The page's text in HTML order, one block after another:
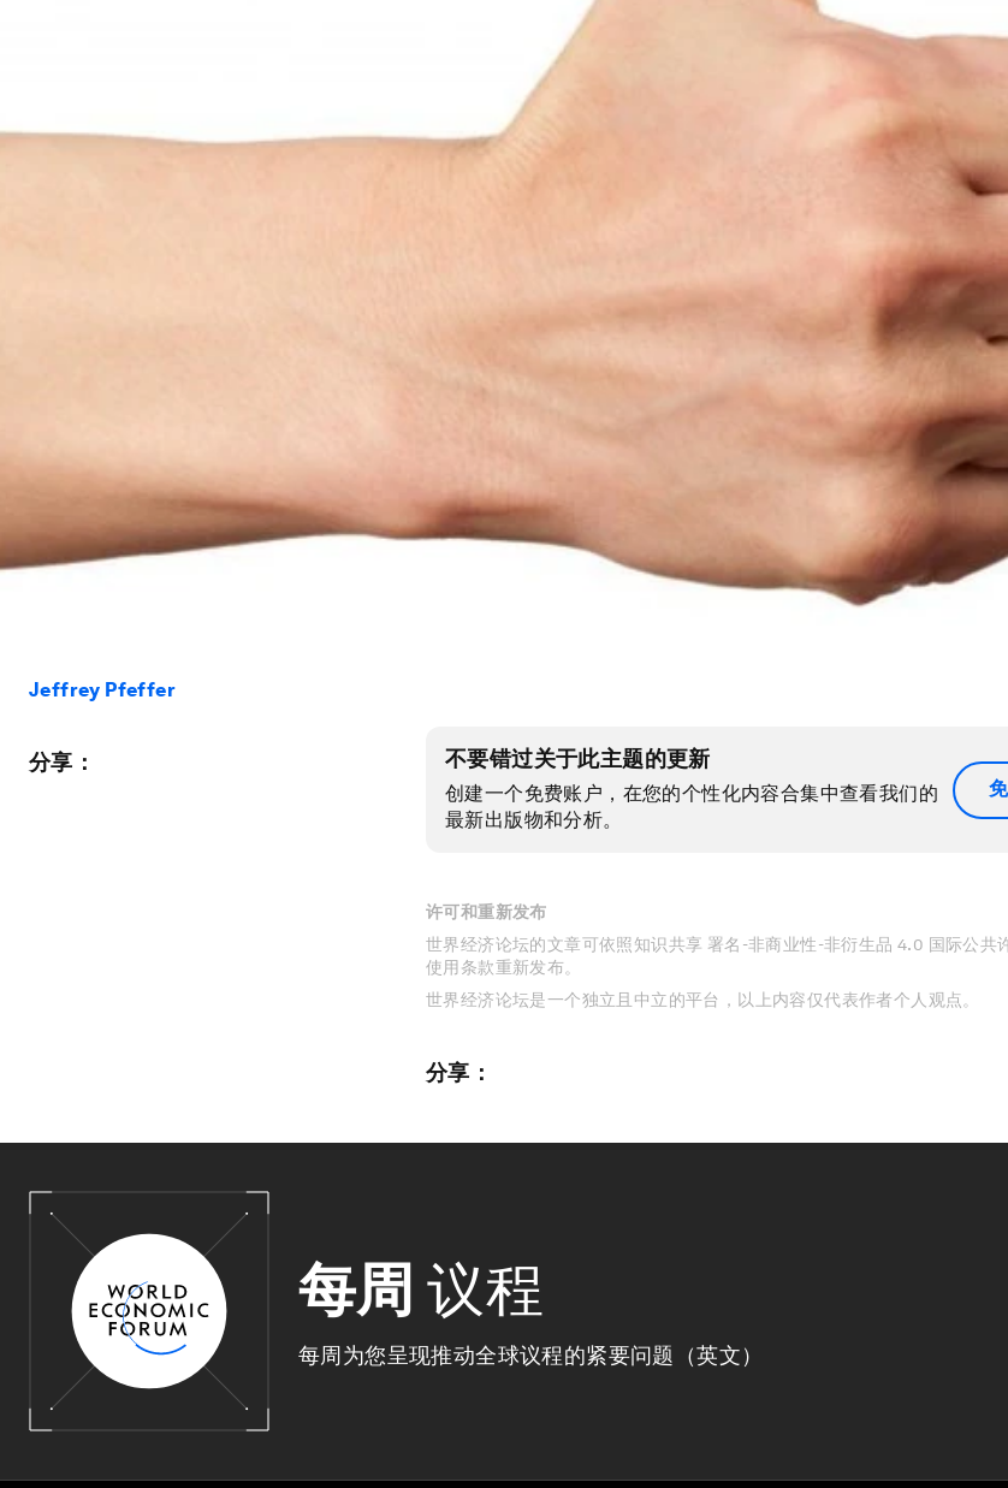
Jeffrey Pfeffer
分享： 不要错过关于此主题的更新
创建一个免费账户，在您的个性化内容合集中查看我们的
最新出版物和分析。
许可和重新发布
世界经济论坛的文章可依照知识共享 署名-非商业性-非衍生品 4.0 国际公共
使用条款重新发布。
世界经济论坛是一个独立且中立的平台，以上内容仅代表作者个人观点。
分享：
每周 议程
每周为您呈现推动全球议程的紧要问题（英文）